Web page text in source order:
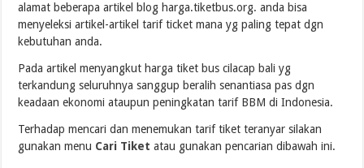
alamat beberapa artikel blog harga.tiketbus.org. anda bisa
menyeleksi artikel-artikel tarif ticket mana yg paling tepat dgn
kebutuhan anda.
Pada artikel menyangkut harga tiket bus cilacap bali yg
terkandung seluruhnya sanggup beralih senantiasa pas dgn
keadaan ekonomi ataupun peningkatan tarif BBM di Indonesia.
Terhadap mencari dan menemukan tarif tiket teranyar silakan
gunakan menu Cari Tiket atau gunakan pencarian dibawah ini.